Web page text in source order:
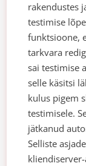
rakendustes
testimise
funktsioone,
tarkvara
sai testimise
selle käsitsi
kulus pigem
testimisele.
jätkanud
Selliste